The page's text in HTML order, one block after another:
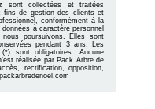
sont collectées et traitées
fins de gestion des clients et
conformément à la
à caractère personnel
poursuivons. Elles sont
pendant 3 ans. Les
sont obligatoires. Aucune
réalisée par Pack Arbre de
rectification, opposition,